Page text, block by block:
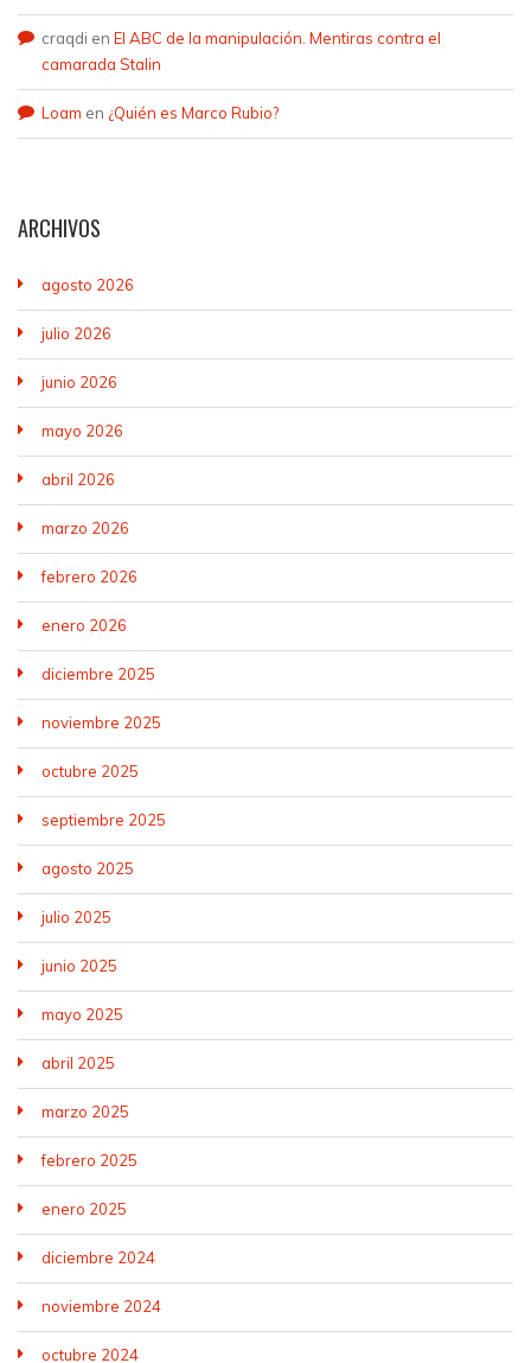
craqdi en El ABC de la manipulación. Mentiras contra el
camarada Stalin
Loam en ¿Quién es Marco Rubio?
ARCHIVOS
agosto 2026
julio 2026
junio 2026
mayo 2026
abril 2026
marzo 2026
febrero 2026
enero 2026
diciembre 2025
noviembre 2025
octubre 2025
septiembre 2025
agosto 2025
julio 2025
junio 2025
mayo 2025
abril 2025
marzo 2025
febrero 2025
enero 2025
diciembre 2024
noviembre 2024
octubre 2024